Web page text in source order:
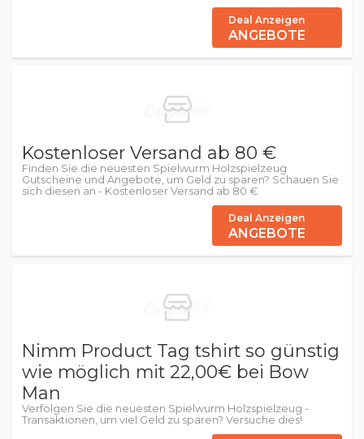
Deal Anzeigen
ANGEBOTE
Kostenloser Versand ab 80 €
Finden Sie die neuesten Spielwurm Holzspielzeug
Gutscheine und Angebote, um Geld zu sparen? Schauen Sie
sich diesen an - Kostenloser Versand ab 80 €
Deal Anzeigen
ANGEBOTE
Nimm Product Tag tshirt so günstig
wie möglich mit 22,00€ bei Bow
Man
Verfolgen Sie die neuesten Spielwurm Holzspielzeug -
Transaktionen, um viel Geld zu sparen? Versuche dies!